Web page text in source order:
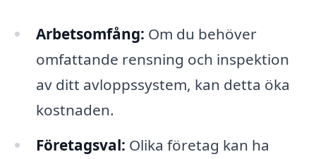
Arbetsomfång: Om du behöver
omfattande rensning och inspektion
av ditt avloppssystem, kan detta öka
kostnaden.
Företagsval: Olika företag kan ha